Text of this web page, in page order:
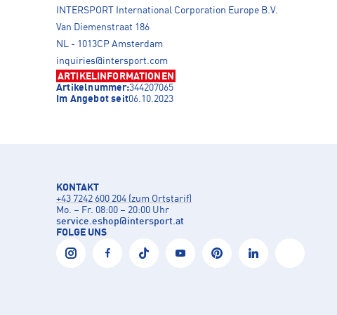
INTERSPORT International Corporation Europe B.V.
Van Diemenstraat 186
NL - 1013CP Amsterdam
inquiries@intersport.com
ARTIKELINFORMATIONEN
Artikelnummer:344207065
Im Angebot seit06.10.2023
KONTAKT
+43 7242 600 204 (zum Ortstarif)
Mo. – Fr. 08:00 – 20:00 Uhr
service.eshop@intersport.at
FOLGE UNS